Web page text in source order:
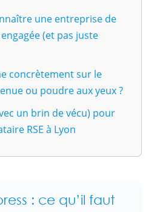
une entreprise de
(et pas juste
concrètement sur le
ou poudre aux yeux ?
un brin de vécu) pour
RSE à Lyon
: ce qu’il faut